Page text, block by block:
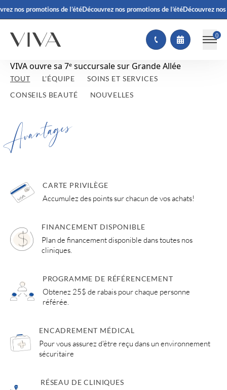
nos promotions de l’étéDécouvrez nos promotions de l’étéDécouvrez
()
VIVA ouvre sa 7ᵉ succursale sur Grande Allée
TOUT L'ÉQUIPE
SOINS ET SERVICES
CONSEILS BEAUTÉ
NOUVELLES
CARTE PRIVILÈGE
Accumulez des points sur chacun de vos achats!
FINANCEMENT DISPONIBLE
Plan de financement disponible dans toutes nos
cliniques.
PROGRAMME DE RÉFÉRENCEMENT
Obtenez 25$ de rabais pour chaque personne
référée.
ENCADREMENT MÉDICAL
Pour vous assurez d'être reçu dans un environnement
sécuritaire
RÉSEAU DE CLINIQUES